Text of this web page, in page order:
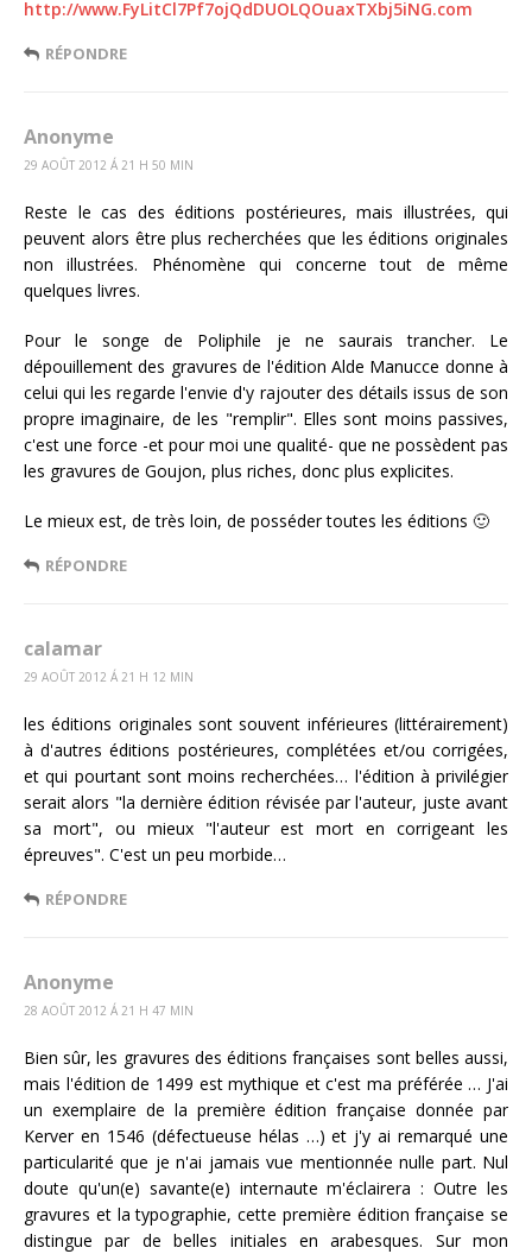
http://www.FyLitCl7Pf7ojQdDUOLQOuaxTXbj5iNG.com
RÉPONDRE
Anonyme
29 AOÛT 2012 Á 21 H 50 MIN
Reste le cas des éditions postérieures, mais illustrées, qui
peuvent alors être plus recherchées que les éditions originales
non illustrées. Phénomène qui concerne tout de même
quelques livres.
Pour le songe de Poliphile je ne saurais trancher. Le
dépouillement des gravures de l'édition Alde Manucce donne à
celui qui les regarde l'envie d'y rajouter des détails issus de son
propre imaginaire, de les "remplir". Elles sont moins passives,
c'est une force -et pour moi une qualité- que ne possèdent pas
les gravures de Goujon, plus riches, donc plus explicites.
Le mieux est, de très loin, de posséder toutes les éditions 🙂
RÉPONDRE
calamar
29 AOÛT 2012 Á 21 H 12 MIN
les éditions originales sont souvent inférieures (littérairement)
à d'autres éditions postérieures, complétées et/ou corrigées,
et qui pourtant sont moins recherchées… l'édition à privilégier
serait alors "la dernière édition révisée par l'auteur, juste avant
sa mort", ou mieux "l'auteur est mort en corrigeant les
épreuves". C'est un peu morbide…
RÉPONDRE
Anonyme
28 AOÛT 2012 Á 21 H 47 MIN
Bien sûr, les gravures des éditions françaises sont belles aussi,
mais l'édition de 1499 est mythique et c'est ma préférée … J'ai
un exemplaire de la première édition française donnée par
Kerver en 1546 (défectueuse hélas …) et j'y ai remarqué une
particularité que je n'ai jamais vue mentionnée nulle part. Nul
doute qu'un(e) savante(e) internaute m'éclairera : Outre les
gravures et la typographie, cette première édition française se
distingue par de belles initiales en arabesques. Sur mon